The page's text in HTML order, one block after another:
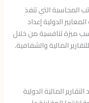
المحاسبة التي تنفذ
الدولية إعداد
ميزة تنافسية من خلال
المالية والشفافية.
المالية الدولية